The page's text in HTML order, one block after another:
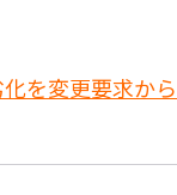
を変更要求か